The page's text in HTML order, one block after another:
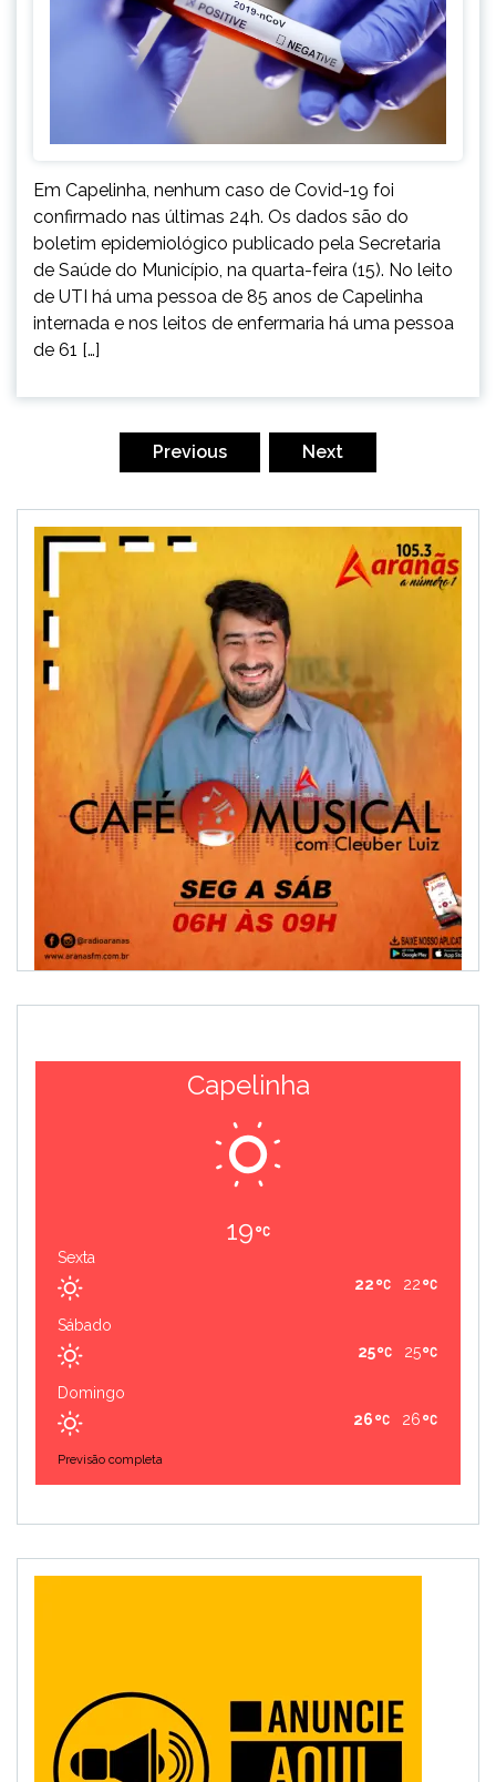
Em Capelinha, nenhum caso de Covid-19 foi
confirmado nas últimas 24h. Os dados são do
boletim epidemiológico publicado pela Secretaria
de Saúde do Município, na quarta-feira (15). No leito
de UTI há uma pessoa de 85 anos de Capelinha
internada e nos leitos de enfermaria há uma pessoa
de 61 […]
Previous Next
Capelinha
19
Sexta
22
22
Sábado
25
25
Domingo
26
26
Previsão completa